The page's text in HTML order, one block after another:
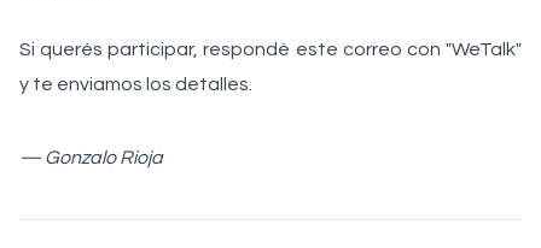
Si querés participar, respondé este correo con "WeTalk"
y te enviamos los detalles.
— Gonzalo Rioja